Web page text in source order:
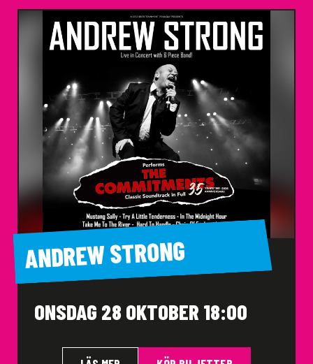
ANDREW STRONG
ONSDAG 28 OKTOBER 18:00